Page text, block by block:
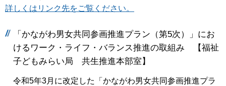
詳しくはリンク先をご覧ください。
「かながわ男女共同参画推進プラン（第5次）」にお
けるワーク・ライフ・バランス推進の取組み 【福祉
子どもみらい局 共生推進本部室】
令和5年3月に改定した「かながわ男女共同参画推進プラ